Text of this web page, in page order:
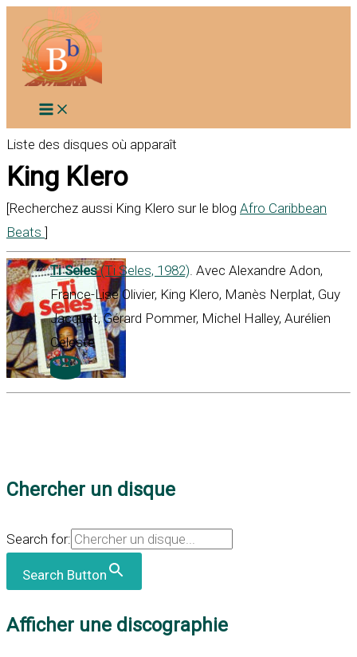
contenu
Liste des disques où apparaît
King Klero
[Recherchez aussi King Klero sur le blog Afro Caribbean
Beats ]
Ti Seles(Ti Seles, 1982). Avec Alexandre Adon,
France-Lise Olivier, King Klero, Manès Nerplat, Guy
Jacquet, Gérard Pommer, Michel Halley, Aurélien
Celeste
Chercher un disque
Search for:
Search Button
Afficher une discographie